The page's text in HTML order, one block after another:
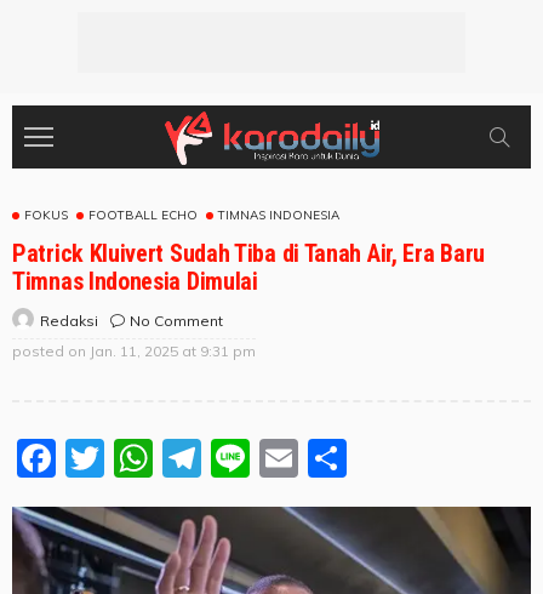
FOKUS FOOTBALL ECHO TIMNAS INDONESIA
Patrick Kluivert Sudah Tiba di Tanah Air, Era Baru
Timnas Indonesia Dimulai
Redaksi
No Comment
posted on Jan. 11, 2025 at 9:31 pm
Facebook
Twitter
WhatsApp
Telegram
LineEmail